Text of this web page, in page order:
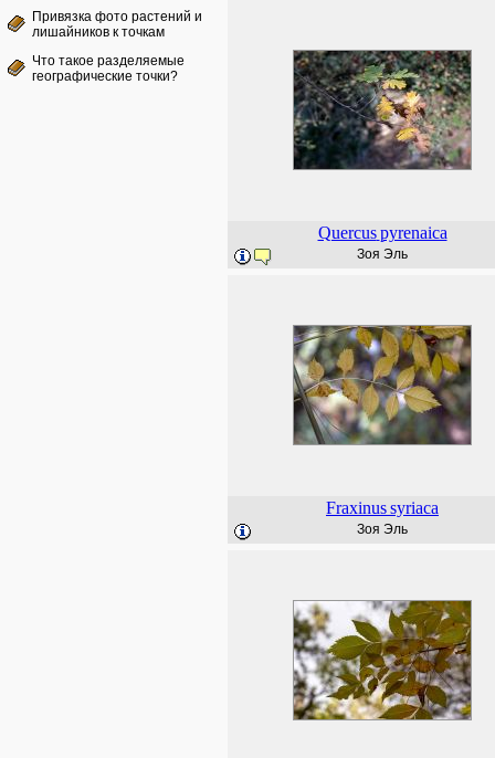
Привязка фото растений и
лишайников к точкам
Что такое разделяемые
географические точки?
Quercus pyrenaica
Зоя Эль
Fraxinussyriaca
Зоя Эль